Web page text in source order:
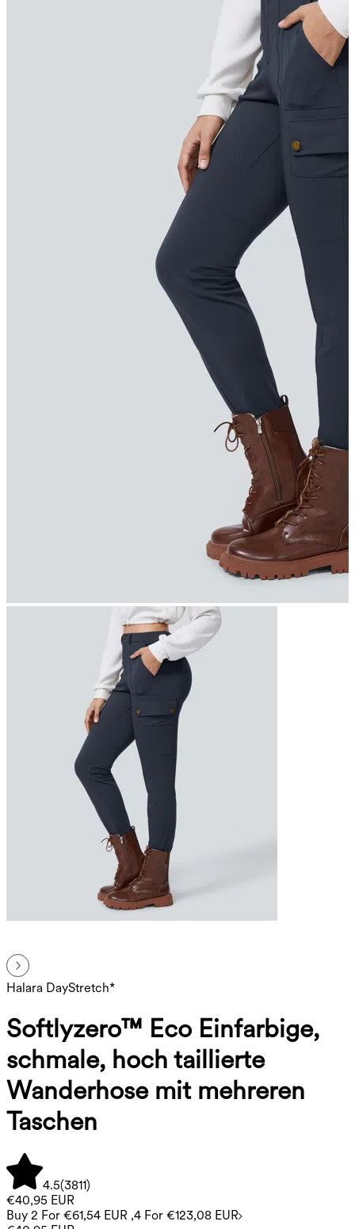
Halara DayStretch*
Softlyzero™ Eco Einfarbige,
schmale, hoch taillierte
Wanderhose mit mehreren
Taschen
4.5(3811)
€40,95 EUR
Buy 2 For €61,54 EUR ,4 For €123,08 EUR